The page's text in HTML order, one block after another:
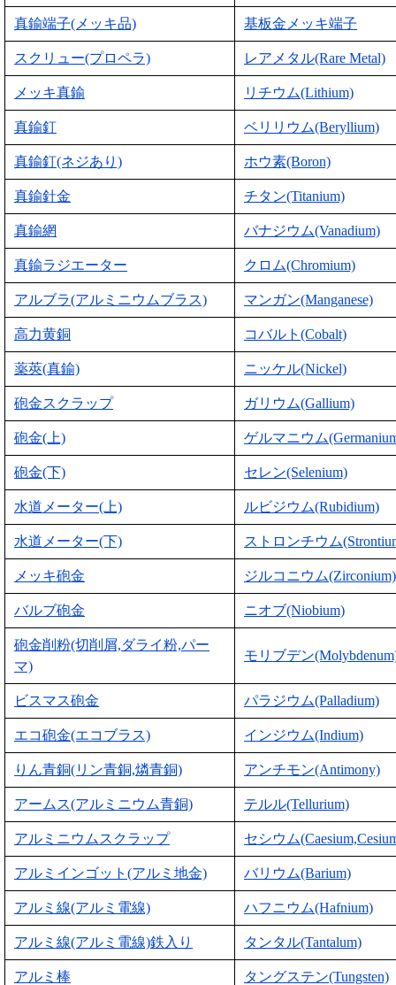
真鍮端子(メッキ品) 基板金メッキ端子
スクリュー(プロペラ) レアメタル(Rare Metal)
メッキ真鍮 リチウム(Lithium)
真鍮釘 ベリリウム(Beryllium)
真鍮釘(ネジあり) ホウ素(Boron)
真鍮針金 チタン(Titanium)
真鍮網 バナジウム(Vanadium)
真鍮ラジエーター クロム(Chromium)
アルブラ(アルミニウムブラス) マンガン(Manganese)
高力黄銅 コバルト(Cobalt)
薬莢(真鍮) ニッケル(Nickel)
砲金スクラップ ガリウム(Gallium)
砲金(上) ゲルマニウム
砲金(下) セレン(Selenium)
水道メーター(上) ルビジウム(Rubidium)
水道メーター(下) ストロンチウム
メッキ砲金 ジルコニウム(Zirconium)
バルブ砲金 ニオブ(Niobium)
砲金削粉(切削屑,ダライ粉,パー
マ)
モリブデン
ビスマス砲金 パラジウム(Palladium)
エコ砲金(エコブラス) インジウム(Indium)
りん青銅(リン青銅,燐青銅) アンチモン(Antimony)
アームス(アルミニウム青銅) テルル(Tellurium)
アルミニウムスクラップ セシウム
アルミインゴット(アルミ地金) バリウム(Barium)
アルミ線(アルミ電線) ハフニウム(Hafnium)
アルミ線(アルミ電線)鉄入り タンタル(Tantalum)
アルミ棒 タングステン(Tungsten)